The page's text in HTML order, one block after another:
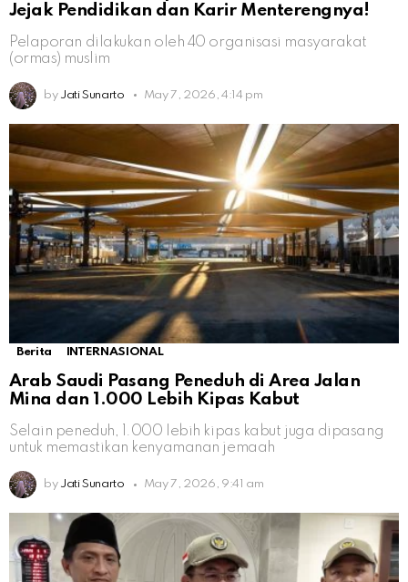
Jejak Pendidikan dan Karir Menterengnya!
Pelaporan dilakukan oleh 40 organisasi masyarakat
(ormas) muslim
by Jati Sunarto May 7, 2026, 4:14 pm
Berita INTERNASIONAL
Arab Saudi Pasang Peneduh di Area Jalan
Mina dan 1.000 Lebih Kipas Kabut
Selain peneduh, 1.000 lebih kipas kabut juga dipasang
untuk memastikan kenyamanan jemaah
by Jati Sunarto May 7, 2026, 9:41 am